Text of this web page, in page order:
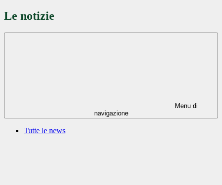
Le notizie
Menu di
navigazione
Tutte le news